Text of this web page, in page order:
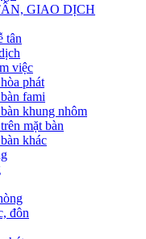
GIAO DỊCH
tân
việc
phát
fami
khung nhôm
mặt bàn
khác
đôn